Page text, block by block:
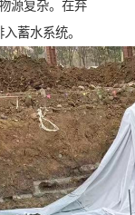
源复杂。在弃
蓄水系统。